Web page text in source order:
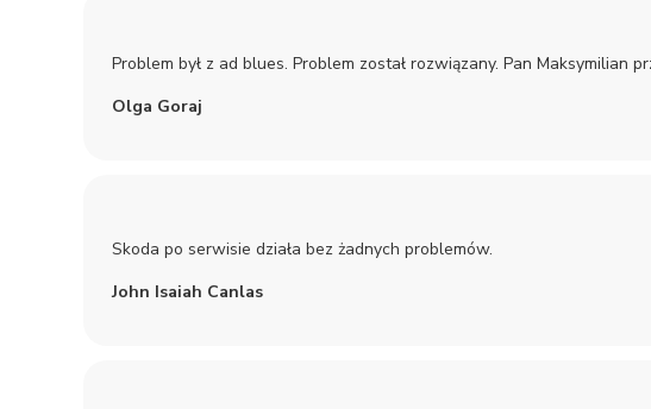
Problem był z ad blues. Problem został rozwiązany. Pan Maksymilian
Olga Goraj
Skoda po serwisie działa bez żadnych problemów.
John Isaiah Canlas